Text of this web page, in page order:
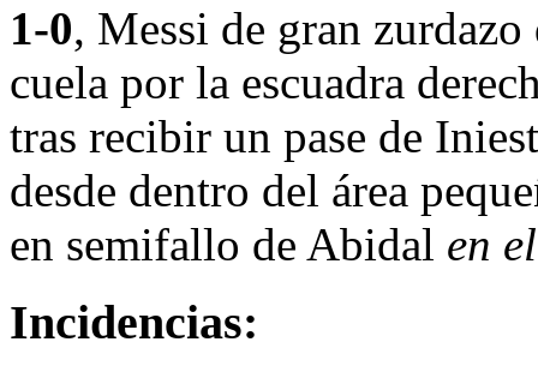
1-0, Messi de gran
cuela por la escuadra
tras recibir un pase de
desde dentro del área
en semifallo de Abidal en
Incidencias: